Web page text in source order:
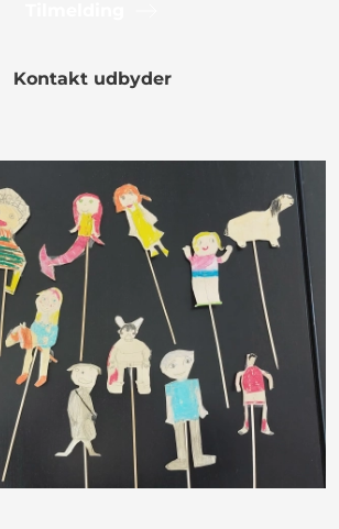
Kontakt udbyder